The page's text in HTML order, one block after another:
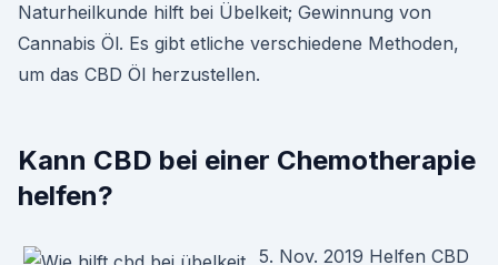
Naturheilkunde hilft bei Übelkeit; Gewinnung von
Cannabis Öl. Es gibt etliche verschiedene Methoden,
um das CBD Öl herzustellen.
Kann CBD bei einer Chemotherapie
helfen?
5. Nov. 2019 Helfen CBD